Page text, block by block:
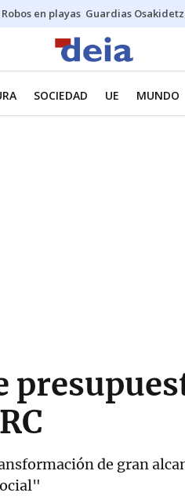
Robos en playas Guardias
SOCIEDAD UE MUNDO
de gran